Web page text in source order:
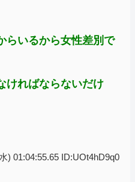
らいるから女性差別で
ければならないだけ
) 01:04:55.65 ID:UOt4hD9q0